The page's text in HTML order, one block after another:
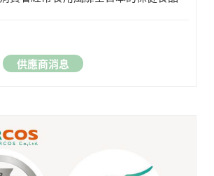
供應商消息